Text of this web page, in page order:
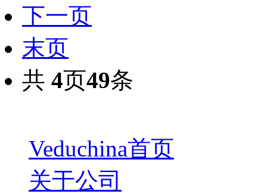
下一页
末页
共 4页49条
Veduchina首页
关于公司